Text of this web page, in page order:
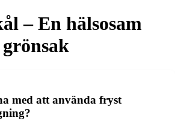
– En hälsosam
med att använda fryst